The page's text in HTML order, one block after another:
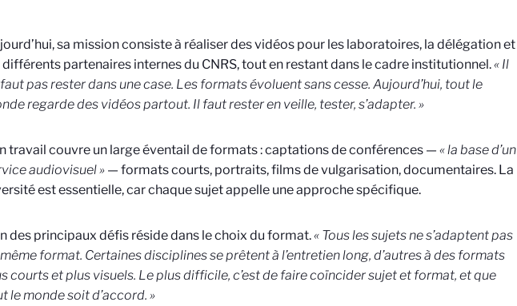
sa mission consiste à réaliser des vidéos pour les laboratoires, la délégation et
différents partenaires internes du CNRS, tout en restant dans le cadre institutionnel.« Il
pas rester dans une case. Les formats évoluent sans cesse. Aujourd’hui, tout le
regarde des vidéos partout. Il faut rester en veille, tester, s’adapter. »
travail couvre un large éventail de formats : captations de conférences — « la base d’un
audiovisuel »— formats courts, portraits, films de vulgarisation, documentaires. La
est essentielle, car chaque sujet appelle une approche spécifique.
des principaux défis réside dans le choix du format.« Tous les sujets ne s’adaptent pas
format. Certaines disciplines se prêtent à l’entretien long, d’autres à des formats
courts et plus visuels. Le plus difficile, c’est de faire coïncider sujet et format, et que
le monde soit d’accord. »